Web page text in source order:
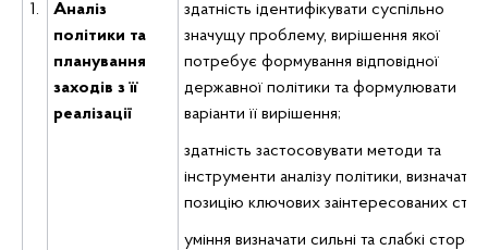
1.
Аналіз
політики та
планування
заходів з її
реалізації
здатність ідентифікувати суспільно
значущу проблему, вирішення якої
потребує формування відповідної
державної політики та формулювати
варіанти її вирішення;
здатність застосовувати методи та
інструменти аналізу політики, визначати
позицію ключових заінтересованих
уміння визначати сильні та слабкі